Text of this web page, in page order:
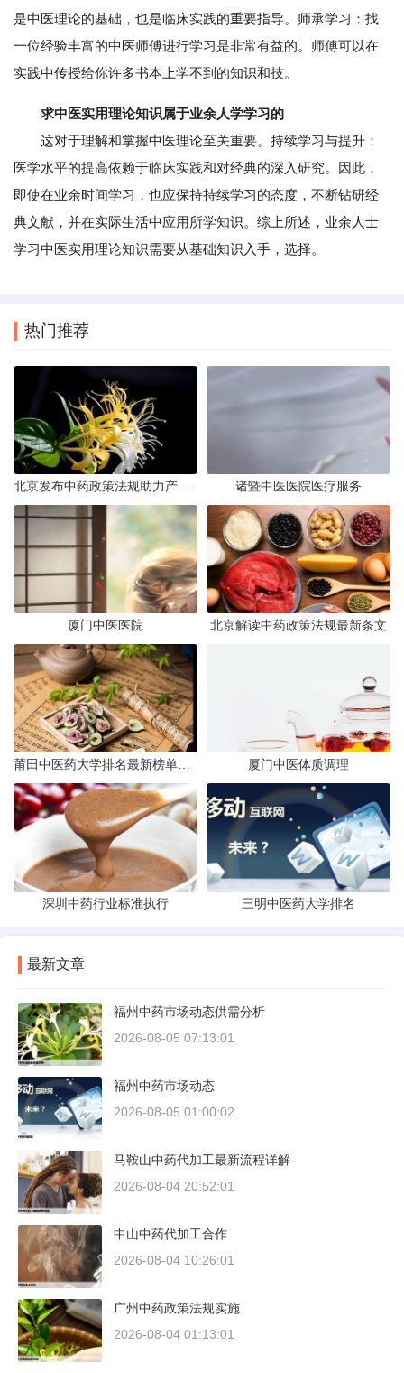
是中医理论的基础，也是临床实践的重要指导。师承学习：找
一位经验丰富的中医师傅进行学习是非常有益的。师傅可以在
实践中传授给你许多书本上学不到的知识和技。
求中医实用理论知识属于业余人学学习的
这对于理解和掌握中医理论至关重要。持续学习与提升：
医学水平的提高依赖于临床实践和对经典的深入研究。因此，
即使在业余时间学习，也应保持持续学习的态度，不断钻研经
典文献，并在实际生活中应用所学知识。综上所述，业余人士
学习中医实用理论知识需要从基础知识入手，选择。
热门推荐
诸暨中医医院医疗服务
厦门中医医院 北京解读中药政策法规最新条文
厦门中医体质调理
深圳中药行业标准执行 三明中医药大学排名
最新文章
福州中药市场动态供需分析
2026-08-05 07:13:01
福州中药市场动态
2026-08-05 01:00:02
马鞍山中药代加工最新流程详解
2026-08-04 20:52:01
中山中药代加工合作
2026-08-04 10:26:01
广州中药政策法规实施
2026-08-04 01:13:01